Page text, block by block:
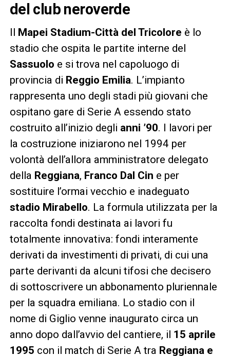
del club neroverde
Mapei Stadium-Città del Tricolore è lo
stadio che ospita le partite interne del
Sassuolo e si trova nel capoluogo di
provincia di Reggio Emilia. L’impianto
rappresenta uno degli stadi più giovani che
ospitano gare di Serie A essendo stato
costruito all’inizio degli anni ’90. I lavori per
la costruzione iniziarono nel 1994 per
volontà dell’allora amministratore delegato
della Reggiana, Franco Dal Cin e per
sostituire l’ormai vecchio e inadeguato
stadio Mirabello. La formula utilizzata per la
raccolta fondi destinata ai lavori fu
totalmente innovativa: fondi interamente
derivati da investimenti di privati, di cui una
parte derivanti da alcuni tifosi che decisero
di sottoscrivere un abbonamento pluriennale
per la squadra emiliana. Lo stadio con il
nome di Giglio venne inaugurato circa un
anno dopo dall’avvio del cantiere, il 15 aprile
1995 con il match di Serie A tra Reggiana e